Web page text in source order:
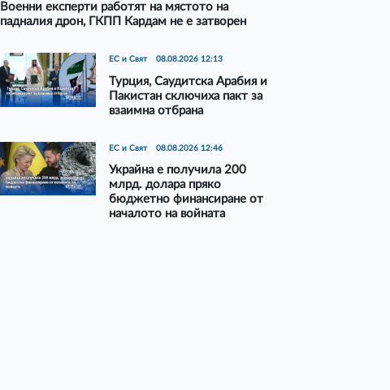
Военни експерти работят на мястото на
падналия дрон, ГКПП Кардам не е затворен
ЕС и Свят 08.08.2026 12:13
Турция, Саудитска Арабия и
Пакистан сключиха пакт за
взаимна отбрана
ЕС и Свят 08.08.2026 12:46
Украйна е получила 200
млрд. долара пряко
бюджетно финансиране от
началото на войната